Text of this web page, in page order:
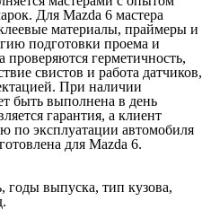
Для Mazda 6 мастера
материалы, праймеры и
подготовки проема и
герметичность,
свистов и работа датчиков,
При наличии
быть выполнена в день
гарантия, а клиент
по эксплуатации автомобиля
для Mazda 6.
выпуска, тип кузова,